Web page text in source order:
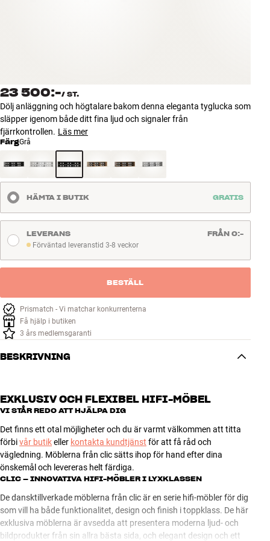
NYHETER
ERBJUDANDEN
Hitta Butik
Kundtjänst
Kundtjänst
Bygg med ljud
23 500:-/ ST.
Dölj anläggning och högtalare bakom denna eleganta tyglucka som
släpper igenom både ditt fina ljud och signaler från
fjärrkontrollen. Läs mer
FärgGrå
HÄMTA I BUTIK GRATIS
Förväntad leveranstid 3-8 veckor
Förväntad leveranstid 3-8 veckor
LEVERANS FRÅN 0:-
BESTÄLL
Prismatch - Vi matchar konkurrenterna
Få hjälp i butiken
3 års medlemsgaranti
BESKRIVNING
EXKLUSIV OCH FLEXIBEL HIFI-MÖBEL
VI STÅR REDO ATTHJÄLPA DIG
Det finns ett otal möjligheter och du är varmt välkommen att titta
förbivår butikeller kontakta kundtjänst för att få råd och
vägledning. Möblerna från clic sätts ihop för hand efter dina
önskemål och levereras helt färdiga.
CLIC – INNOVATIVA HIFI-MÖBLER I LYXKLASSEN
De dansktillverkade möblerna från clic är en serie hifi-möbler för dig
som vill ha både funktionalitet, design och finish i toppklass. De här
exklusiva möblerna är avsedda att presentera moderna ljud- och
bildprodukter från sin allra bästa sida, och elegant design och ett